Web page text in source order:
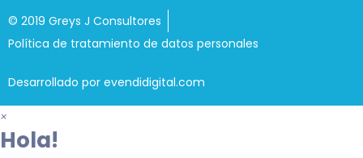
© 2019 Greys J Consultores
Política de tratamiento de datos personales
Desarrollado por evendidigital.com
×
Hola!